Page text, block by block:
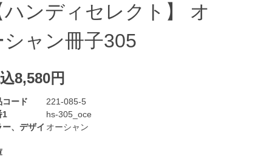
ハンディセレクト】 オ
シャン冊子305
8,580円
コード
221-085-5
1
hs-305_oce
ー、デザイ オーシャン